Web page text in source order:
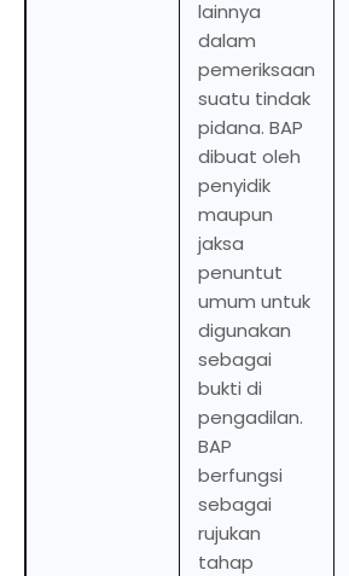
lainnya
dalam
pemeriksaan
suatu tindak
pidana. BAP
dibuat oleh
penyidik
maupun
jaksa
penuntut
umum untuk
digunakan
sebagai
bukti di
pengadilan.
BAP
berfungsi
sebagai
rujukan
tahap